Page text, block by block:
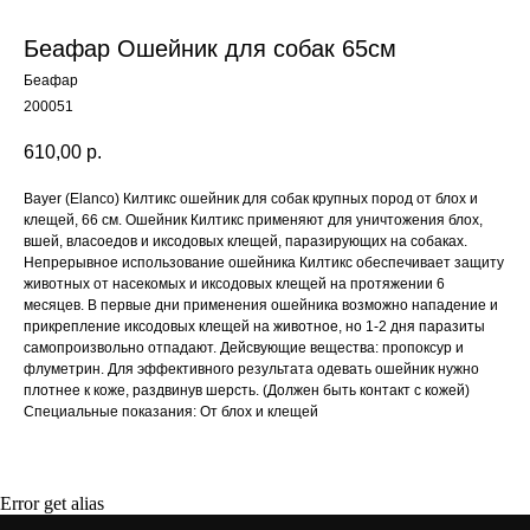
Беафар Ошейник для собак 65см
Беафар
200051
610,00 р.
Bayer (Elanco) Килтикс ошейник для собак крупных пород от блох и
клещей, 66 см. Ошейник Килтикс применяют для уничтожения блох,
вшей, власоедов и иксодовых клещей, паразирующих на собаках.
Непрерывное использование ошейника Килтикс обеспечивает защиту
животных от насекомых и иксодовых клещей на протяжении 6
месяцев. В первые дни применения ошейника возможно нападение и
прикрепление иксодовых клещей на животное, но 1-2 дня паразиты
самопроизвольно отпадают. Дейсвующие вещества: пропоксур и
флуметрин. Для эффективного результата одевать ошейник нужно
плотнее к коже, раздвинув шерсть. (Должен быть контакт с кожей)
Специальные показания: От блох и клещей
Error get alias
Контакты
ARCHIBALD-SHOP.RU
+7 495 410-
ARCHIBALD-SALON.RU
2023 © ARCHIBALD-SHOP — интернет-магазин для
Content Oriented Web
Make great presentations, longreads, and landing pages, as well as photo
stories, blogs, lookbooks, and all other kinds of content oriented projects.